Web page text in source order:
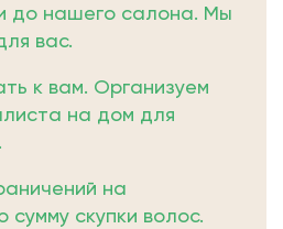
до нашего салона. Мы
вас.
к вам. Организуем
на дом для
на
сумму скупки волос.